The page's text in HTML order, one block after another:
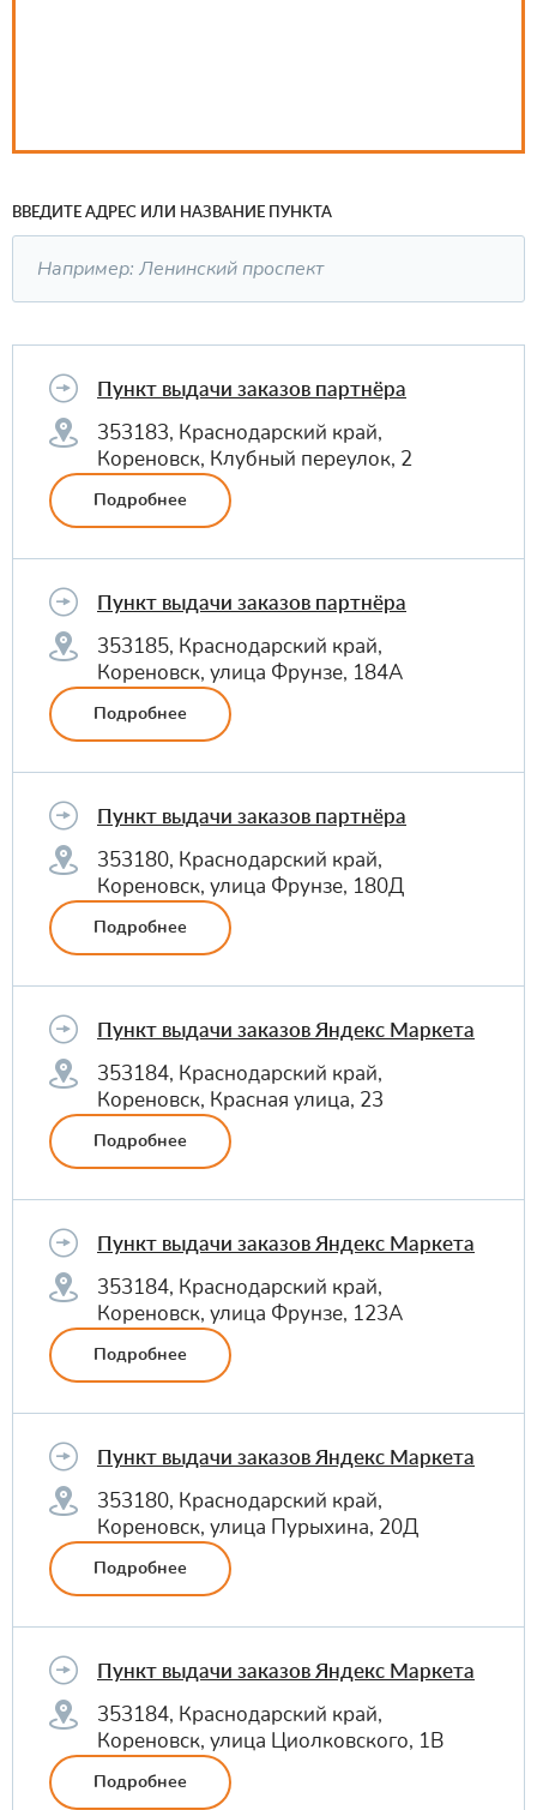
ВВЕДИТЕ АДРЕС ИЛИ НАЗВАНИЕ ПУНКТА
Пункт выдачи заказов партнёра
353183, Краснодарский край,
Кореновск, Клубный переулок, 2
Подробнее
Пункт выдачи заказов партнёра
353185, Краснодарский край,
Кореновск, улица Фрунзе, 184А
Подробнее
Пункт выдачи заказов партнёра
353180, Краснодарский край,
Кореновск, улица Фрунзе, 180Д
Подробнее
Пункт выдачи заказов Яндекс Маркета
353184, Краснодарский край,
Кореновск, Красная улица, 23
Подробнее
Пункт выдачи заказов Яндекс Маркета
353184, Краснодарский край,
Кореновск, улица Фрунзе, 123А
Подробнее
Пункт выдачи заказов Яндекс Маркета
353180, Краснодарский край,
Кореновск, улица Пурыхина, 20Д
Подробнее
Пункт выдачи заказов Яндекс Маркета
353184, Краснодарский край,
Кореновск, улица Циолковского, 1В
Подробнее